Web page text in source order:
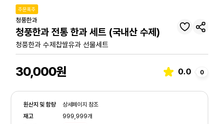
주문폭주
청풍한과
청풍한과 전통 한과 세트 (국내산 수제)
청풍한과 수제찹쌀유과 선물세트
30,000원 0.0 0
원산지 및 함량
상세페이지 참조
재고
999,999개